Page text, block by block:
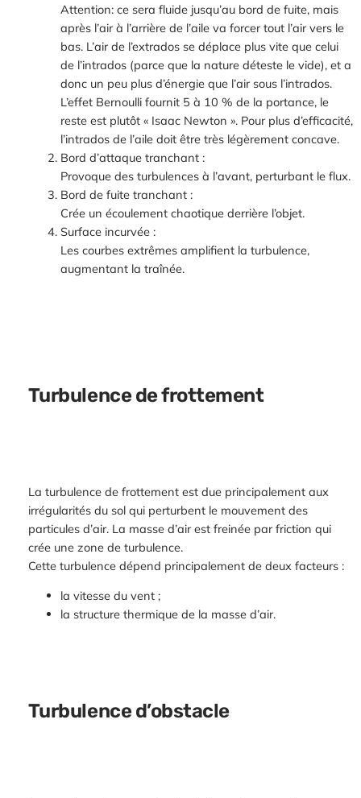
Attention: ce sera fluide jusqu’au bord de fuite, mais
après l’air à l’arrière de l’aile va forcer tout l’air vers le
bas. L’air de l’extrados se déplace plus vite que celui
de l’intrados (parce que la nature déteste le vide), et a
donc un peu plus d’énergie que l’air sous l’intrados.
L’effet Bernoulli fournit 5 à 10 % de la portance, le
reste est plutôt « Isaac Newton ». Pour plus d’efficacité,
l’intrados de l’aile doit être très légèrement concave.
Bord d’attaque tranchant :
Provoque des turbulences à l’avant, perturbant le flux.
Bord de fuite tranchant :
Crée un écoulement chaotique derrière l’objet.
Surface incurvée :
Les courbes extrêmes amplifient la turbulence,
augmentant la traînée.
Turbulence de frottement
La turbulence de frottement est due principalement aux
irrégularités du sol qui perturbent le mouvement des
particules d’air. La masse d’air est freinée par friction qui
crée une zone de turbulence.
Cette turbulence dépend principalement de deux facteurs :
la vitesse du vent ;
la structure thermique de la masse d’air.
Turbulence d’obstacle